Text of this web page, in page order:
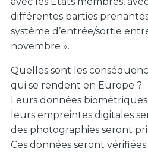
différentes parties
système d’entrée/sortie
novembre ».
Quelles sont les
qui se rendent en Europe ?
Leurs données
leurs empreintes digitales
des photographies seront
Ces données seront